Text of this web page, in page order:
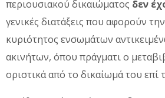
περιουσιακού δικαιώματος δεν
γενικές διατάξεις που αφορούν
κυριότητος ενσωμάτων
ακινήτων, όπου πράγματι ο
οριστικά από το δικαίωμά του επί